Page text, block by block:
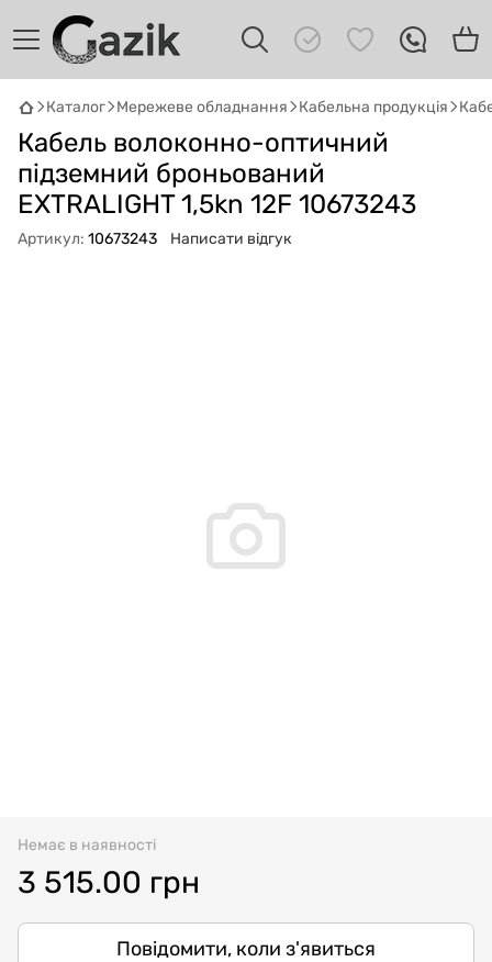
Каталог Мережеве обладнання Кабельна продукція
Кабель волоконно-оптичний
підземний броньований
EXTRALIGHT 1,5kn 12F 10673243
Артикул: 10673243 Написати відгук
Немає в наявності
3 515.00 грн
Повідомити, коли з'явиться
GAZIKAI
Привіт! 👋 Я Gazik AI — допоможу
підібрати вживану комп'ютерну техніку.
Що шукаєш?